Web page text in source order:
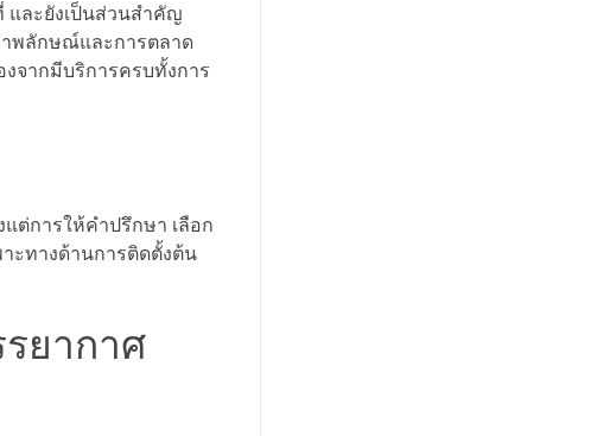
และยังเป็นส่วนสำคัญ
าพลักษณ์และการตลาด
จากมีบริการครบทั้งการ
ต่การให้คำปรึกษา เลือก
ะทางด้านการติดตั้งต้น
ยากาศ